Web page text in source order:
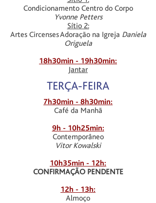
Condicionamento Centro do Corpo
Yvonne Petters
Sítio 2:
Artes Circenses Adoração na Igreja Daniela
Origuela
18h30min - 19h30min:
Jantar
TERÇA-FEIRA
7h30min - 8h30min:
Café da Manhã
9h - 10h25min:
Contemporâneo
Vitor Kowalski
10h35min - 12h:
CONFIRMAÇÃO PENDENTE
12h - 13h:
Almoço